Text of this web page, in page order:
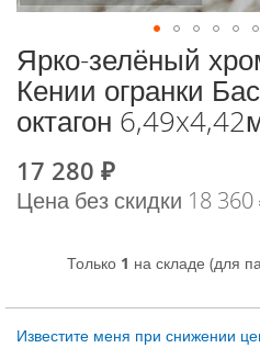
Ярко-зелёный
Кении огранки
октагон
Special
Price
17 280 ₽
Цена без скидки 18 360
Только 1 на складе (для
Известите меня при снижении
К
началу
галереи
изображений